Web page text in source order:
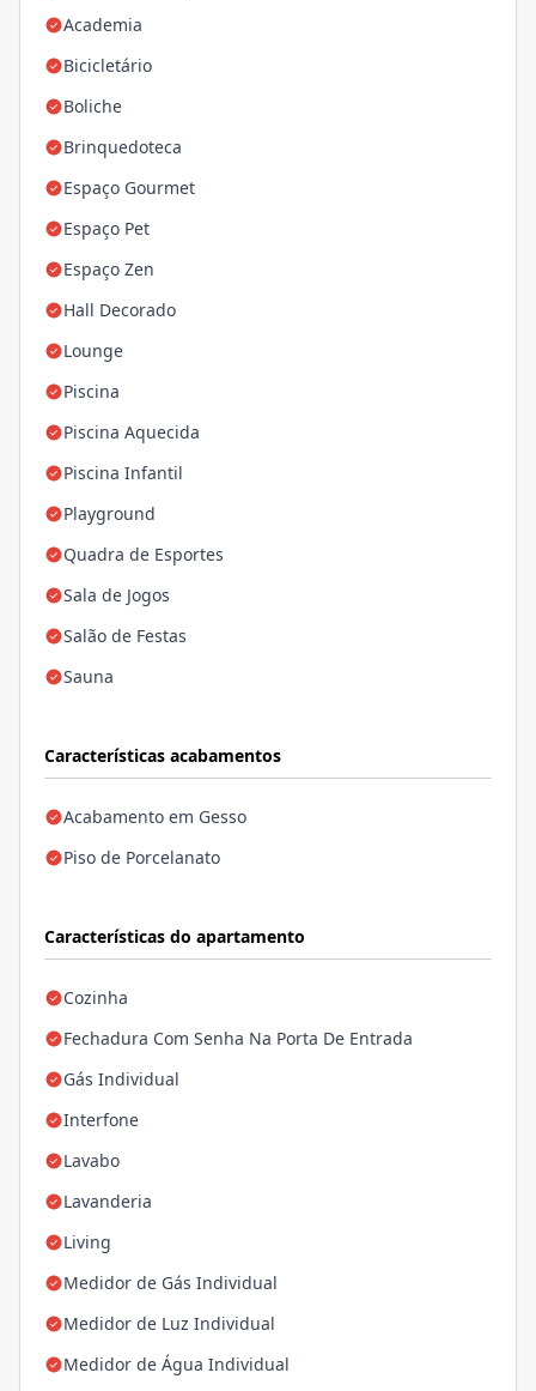
Academia
Bicicletário
Boliche
Brinquedoteca
Espaço Gourmet
Espaço Pet
Espaço Zen
Hall Decorado
Lounge
Piscina
Piscina Aquecida
Piscina Infantil
Playground
Quadra de Esportes
Sala de Jogos
Salão de Festas
Sauna
Características acabamentos
Acabamento em Gesso
Piso de Porcelanato
Características do apartamento
Cozinha
Fechadura Com Senha Na Porta De Entrada
Gás Individual
Interfone
Lavabo
Lavanderia
Living
Medidor de Gás Individual
Medidor de Luz Individual
Medidor de Água Individual